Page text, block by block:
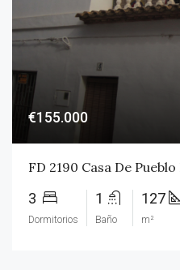
€155.000
FD 2190 Casa De
3
Dormitorios
1
Baño
127
m²